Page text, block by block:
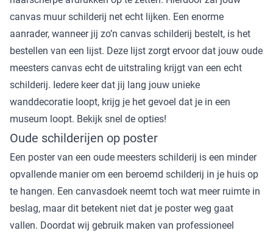
canvas muur schilderij net echt lijken. Een enorme
aanrader, wanneer jij zo’n canvas schilderij bestelt, is het
bestellen van een lijst. Deze lijst zorgt ervoor dat jouw oude
meesters canvas echt de uitstraling krijgt van een echt
schilderij. Iedere keer dat jij lang jouw unieke
wanddecoratie loopt, krijg je het gevoel dat je in een
museum loopt. Bekijk snel de opties!
Oude schilderijen op poster
Een poster van een oude meesters schilderij is een minder
opvallende manier om een beroemd schilderij in je huis op
te hangen. Een canvasdoek neemt toch wat meer ruimte in
beslag, maar dit betekent niet dat je poster weg gaat
vallen. Doordat wij gebruik maken van professioneel